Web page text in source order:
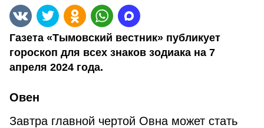
Газета «Тымовский вестник» публикует
гороскоп для всех знаков зодиака на 7
апреля 2024 года.
Овен
Завтра главной чертой Овна может стать